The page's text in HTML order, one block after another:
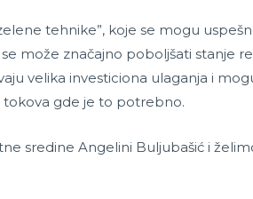
tehnike”, koje se mogu
može značajno poboljšati stanje
velika investiciona ulaganja i
tokova gde je to potrebno.
sredine Angelini Buljubašić i